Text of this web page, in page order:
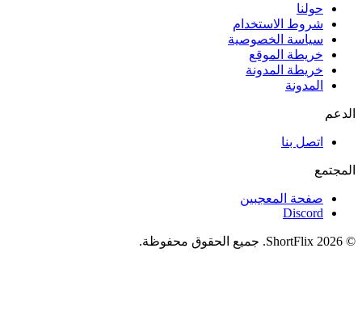
حولنا
شروط الاستخدام
سياسة الخصوصية
خريطة الموقع
خريطة المدونة
المدونة
الدعم
اتصل بنا
المجتمع
صفحة المعجبين
Discord
© 2026 ShortFlix. جميع الحقوق محفوظة.